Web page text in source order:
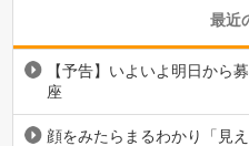
最近
【予告】いよいよ明日から
座
顔をみたらまるわかり「見